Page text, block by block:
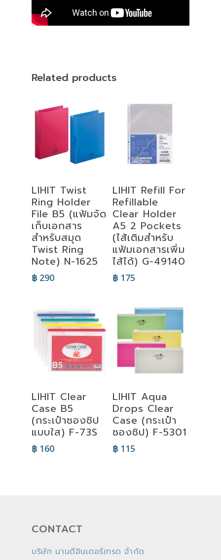
Related products
Select
Options
LIHIT Twist
Ring Holder
File B5 (แฟ้มจัด
เก็บเอกสาร
สำหรับสมุด
Twist Ring
Note) N-1625
฿ 290
Add To Cart
LIHIT Refill For
Refillable
Clear Holder
A5 2 Pockets
(ไส้เติมสำหรับ
แฟ้มเอกสารเพิ่ม
ไส้ได้) G-49140
฿175
Select
Options
LIHIT Clear
Case B5
(กระเป๋าซองซิป
แบบใส) F-73S
฿ 160
Select
Options
LIHIT Aqua
Drops Clear
Case (กระเป๋า
ซองซิป) F-5301
฿115
CONTACT
บริษัท นานดีอินเตอร์เทรด จำกัด